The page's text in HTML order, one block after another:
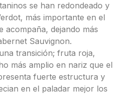
se han redondeado y
más importante en el
acompaña, dejando más
Sauvignon.
transición; fruta roja,
más amplio en nariz que el
fuerte estructura y
en el paladar mejor los